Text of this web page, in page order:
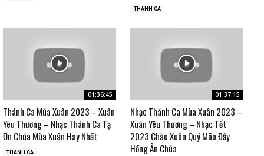
THÁNH CA
01:36:45
Thánh Ca Mùa Xuân 2023 – Xuân
Yêu Thương – Nhạc Thánh Ca Tạ
Ơn Chúa Mùa Xuân Hay Nhất
THÁNH CA
01:37:15
Nhạc Thánh Ca Mùa Xuân 2023 –
Xuân Yêu Thương – Nhạc Tết
2023 Chào Xuân Quý Mão Đầy
Hồng Ân Chúa